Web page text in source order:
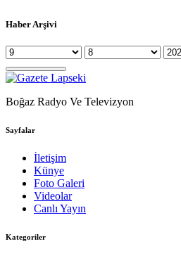
Haber Arşivi
Boğaz Radyo Ve Televizyon
Sayfalar
İletişim
Künye
Foto Galeri
Videolar
Canlı Yayın
Kategoriler